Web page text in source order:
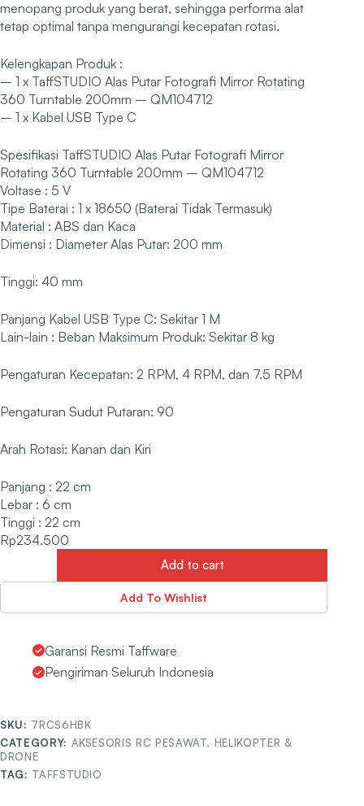
menopang produk yang berat, sehingga performa alat
tetap optimal tanpa mengurangi kecepatan rotasi.
Kelengkapan Produk :
– 1 x TaffSTUDIO Alas Putar Fotografi Mirror Rotating
360 Turntable 200mm – QM104712
– 1 x Kabel USB Type C
Spesifikasi TaffSTUDIO Alas Putar Fotografi Mirror
Rotating 360 Turntable 200mm – QM104712
Voltase : 5 V
Tipe Baterai : 1 x 18650 (Baterai Tidak Termasuk)
Material : ABS dan Kaca
Dimensi : Diameter Alas Putar: 200 mm
Tinggi: 40 mm
Panjang Kabel USB Type C: Sekitar 1 M
Lain-lain : Beban Maksimum Produk: Sekitar 8 kg
Pengaturan Kecepatan: 2 RPM, 4 RPM, dan 7.5 RPM
Pengaturan Sudut Putaran: 90
Arah Rotasi: Kanan dan Kiri
Panjang : 22 cm
Lebar : 6 cm
Tinggi : 22 cm
Rp234.500
Add to cart
Add To Wishlist
Garansi Resmi Taffware
Pengiriman Seluruh Indonesia
SKU: 7RCS6HBK
CATEGORY: AKSESORIS RC PESAWAT, HELIKOPTER &
DRONE
TAG: TAFFSTUDIO